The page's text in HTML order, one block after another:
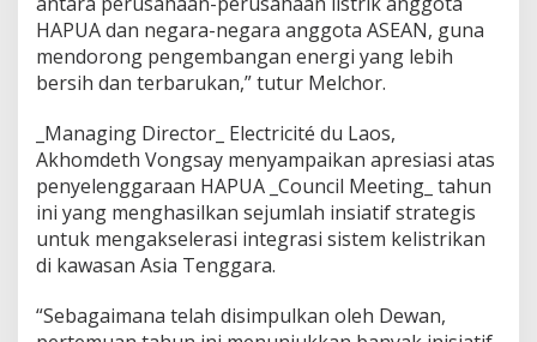
g
a
k
P
e
g
u
a
t
a
n
K
l
a
HAPUA dan negara-negara anggota ASEAN, guna
mendorong pengembangan energi yang lebih
bersih dan terbarukan,” tutur Melchor.
_Managing Director_ Electricité du Laos,
Akhomdeth Vongsay menyampaikan apresiasi atas
penyelenggaraan HAPUA _Council Meeting_ tahun
ini yang menghasilkan sejumlah insiatif strategis
untuk mengakselerasi integrasi sistem kelistrikan
di kawasan Asia Tenggara.
“Sebagaimana telah disimpulkan oleh Dewan,